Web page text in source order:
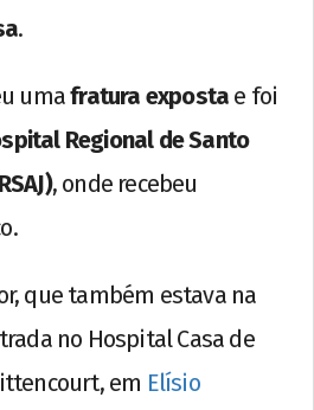
.
umafratura exposta e foi
Regional de Santo
, onde recebeu
que também estava na
no Hospital Casa de
em Elísio